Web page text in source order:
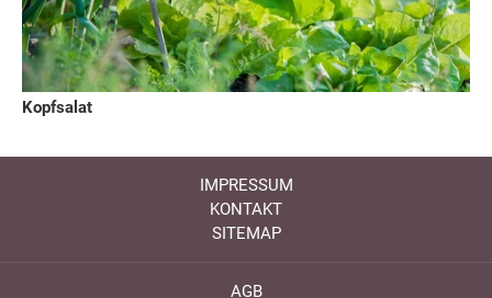
Kopfsalat
IMPRESSUM
KONTAKT
SITEMAP
AGB